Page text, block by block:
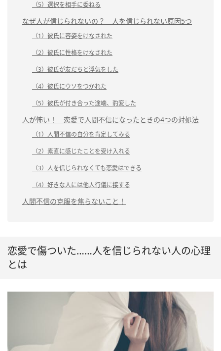
（5）選択を相手に委ねる
なぜ人が信じられないの？ 人を信じられない原因5つ
（1）彼氏に容姿をけなされた
（2）彼氏に性格をけなされた
（3）彼氏が友だちと浮気をした
（4）彼氏にウソをつかれた
（5）彼氏が付き合った途端、豹変した
人が怖い！ 恋愛で人間不信になったときの4つの対処法
（1）人間不信の自分を肯定してみる
（2）素直に感じたことを受け入れる
（3）人を信じられなくても恋愛はできる
（4）好きな人には他人行儀に接する
人間不信の克服を焦らないこと！
恋愛で傷ついた……人を信じられない人の心理
とは